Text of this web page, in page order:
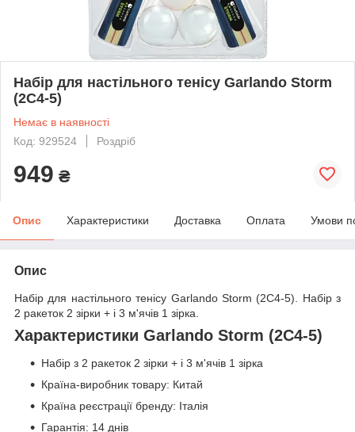
Набір для настільного тенісу Garlando Storm
(2C4-5)
Немає в наявності
Код: 929524
Роздріб
949 ₴
Опис Характеристики Доставка Оплата Умови
Опис
Набір для настільного тенісу Garlando Storm (2C4-5). Набір з
2 ракеток 2 зірки + і 3 м'ячів 1 зірка.
Характеристики Garlando Storm (2C4-5)
Набір з 2 ракеток 2 зірки + і 3 м'ячів 1 зірка
Країна-виробник товару: Китай
Країна реєстрації бренду: Італія
Гарантія: 14 днів